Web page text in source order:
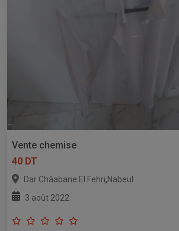
Vente chemise
40 DT
Dar Châabane El Fehri,Nabeul
3 août 2022